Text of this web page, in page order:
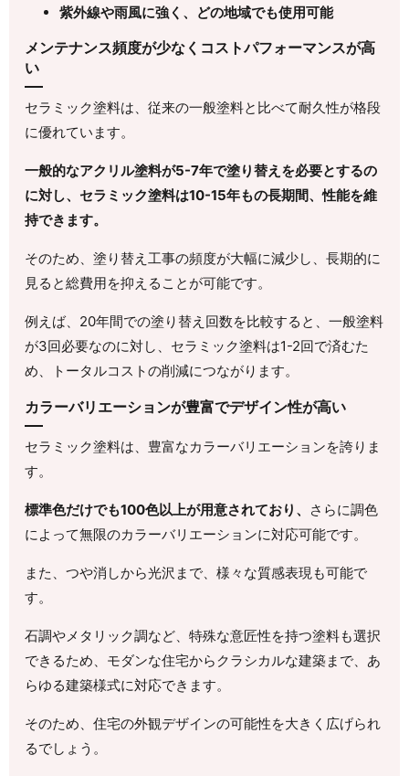
紫外線や雨風に強く、どの地域でも使用可能
メンテナンス頻度が少なくコストパフォーマンスが高
い
セラミック塗料は、従来の一般塗料と比べて耐久性が格段
に優れています。
一般的なアクリル塗料が5-7年で塗り替えを必要とするの
に対し、セラミック塗料は10-15年もの長期間、性能を維
持できます。
そのため、塗り替え工事の頻度が大幅に減少し、長期的に
見ると総費用を抑えることが可能です。
例えば、20年間での塗り替え回数を比較すると、一般塗料
が3回必要なのに対し、セラミック塗料は1-2回で済むた
め、トータルコストの削減につながります。
カラーバリエーションが豊富でデザイン性が高い
セラミック塗料は、豊富なカラーバリエーションを誇りま
す。
標準色だけでも100色以上が用意されており、 さらに調色
によって無限のカラーバリエーションに対応可能です。
また、つや消しから光沢まで、様々な質感表現も可能で
す。
石調やメタリック調など、特殊な意匠性を持つ塗料も選択
できるため、モダンな住宅からクラシカルな建築まで、あ
らゆる建築様式に対応できます。
そのため、住宅の外観デザインの可能性を大きく広げられ
るでしょう。